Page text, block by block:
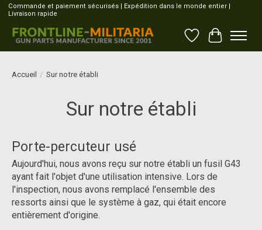
Commande et paiement sécurisés | Expédition dans le monde entier |
Livraison rapide
Liste dePanier
Accueil / Sur notre établi
Sur notre établi
Porte-percuteur usé
Aujourd'hui, nous avons reçu sur notre établi un fusil G43
ayant fait l'objet d'une utilisation intensive. Lors de
l'inspection, nous avons remplacé l'ensemble des
ressorts ainsi que le système à gaz, qui était encore
entièrement d'origine.